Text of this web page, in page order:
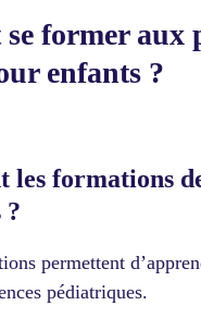
former aux
enfants ?
les formations
?
permettent
pédiatriques.